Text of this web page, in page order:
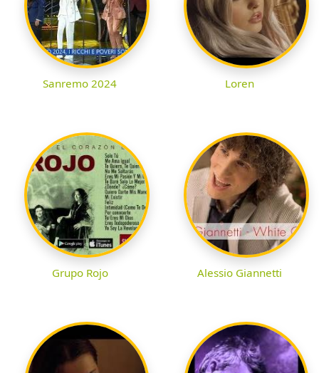
Sanremo 2024 Loren
Grupo Rojo Alessio Giannetti